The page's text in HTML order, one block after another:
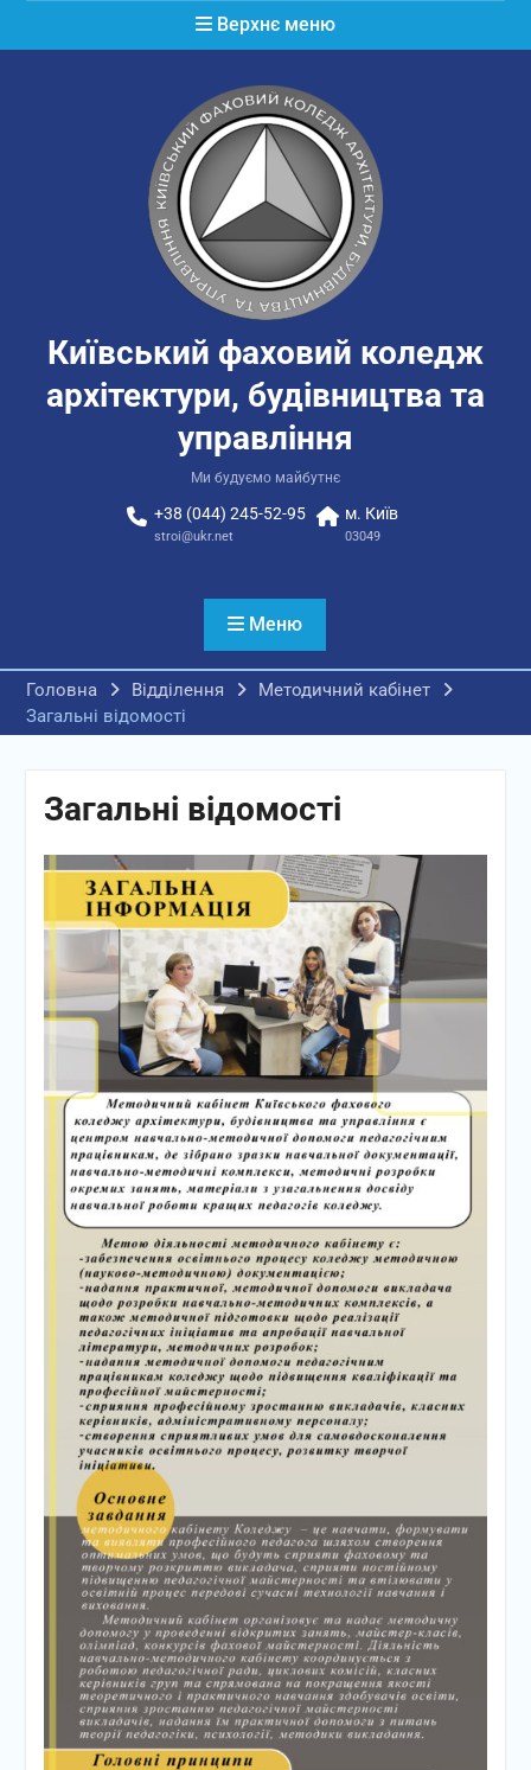
Верхнє меню
Київський фаховий коледж
архітектури, будівництва та
управління
Ми будуємо майбутнє
+38 (044) 245-52-95
stroi@ukr.net
м. Київ
03049
Меню
Головна Відділення
Методичний кабінет
Загальні відомості
Загальні відомості